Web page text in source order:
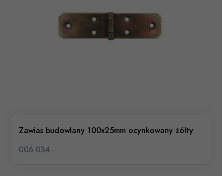
Zawias budowlany 100x25mm ocynkowany żółty
006 034